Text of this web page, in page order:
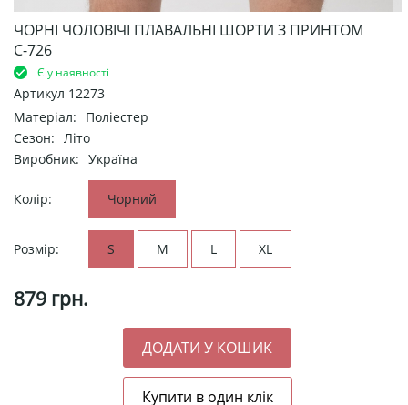
ЧОРНІ ЧОЛОВІЧІ ПЛАВАЛЬНІ ШОРТИ З ПРИНТОМ
С-726
Є у наявності
Артикул 12273
Матеріал:
Поліестер
Сезон: Літо
Виробник: Україна
Колір: Чорний
Розмір: S M L XL
879 грн.